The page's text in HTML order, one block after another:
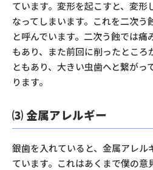
ています。変形を起こすと、変形
なってしまいます。これを二次う
と呼んでいます。二次う蝕では痛
もあり、また前回に削ったところ
ともあり、大きい虫歯へと繋がっ
ります。
⑶ 金属アレルギー
銀歯を入れていると、金属アレル
ています。これはあくまで僕の意